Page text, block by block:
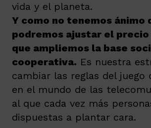
vida y el planeta.
Y como no tenemos ánimo
podremos ajustar el precio
que ampliemos la base
cooperativa. Es nuestra
cambiar las reglas del juego
en el mundo de las
al que cada vez más
dispuestas a plantar cara.